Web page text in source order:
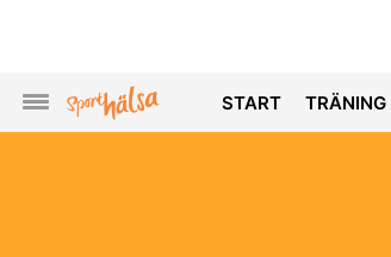
START TRÄNING